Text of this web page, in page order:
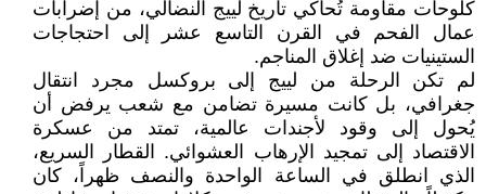
كلوحات مقاومة تُحاكي تاريخ لييج النضالي، من إضرابات
عمال الفحم في القرن التاسع عشر إلى احتجاجات
الستينيات ضد إغلاق المناجم.
لم تكن الرحلة من لييج إلى بروكسل مجرد انتقال
جغرافي، بل كانت مسيرة تضامن مع شعب يرفض أن
يُحول إلى وقود لأجندات عالمية، تمتد من عسكرة
الاقتصاد إلى تمجيد الإرهاب العشوائي. القطار السريع،
الذي انطلق في الساعة الواحدة والنصف ظهراً، كان